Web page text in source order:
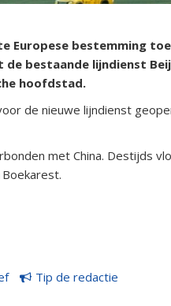
Europese bestemming
bestaande lijndienst
hoofdstad.
de nieuwe lijndienst
met China. Destijds
Tip de redactie